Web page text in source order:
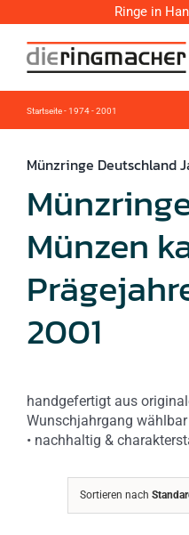
Ringe in
Inhalt
springen
Startseite-1974 - 2001
Münzringe Deutschland
Münzen
2001
handgefertigt aus
Wunschjahrgang
• nachhaltig &
Sortieren nach